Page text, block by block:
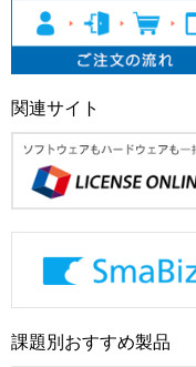
関連サイト
課題別おすすめ製品